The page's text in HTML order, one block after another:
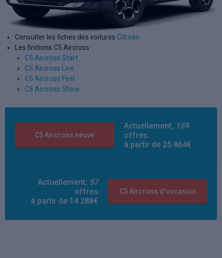
Consulter les fiches des voitures Citroën
Les finitions C5 Aircross :
C5 Aircross Start
C5 Aircross Live
C5 Aircross Feel
C5 Aircross Shine
C5 Aircross neuve
Actuellement, 159
offres
à partir de 25 864€
Actuellement, 57
offres
à partir de 14 288€
C5 Aircross d'occasion